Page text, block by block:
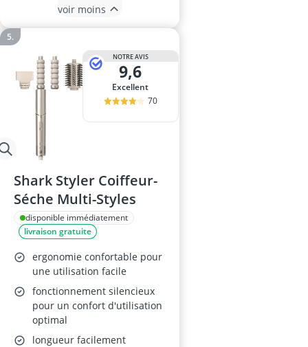
voir moins
NOTRE AVIS
9,6
Excellent
70
Shark Styler Coiffeur-
Séche Multi-Styles
disponible immédiatement
livraison gratuite
ergonomie confortable pour
une utilisation facile
fonctionnement silencieux
pour un confort d'utilisation
optimal
longueur facilement